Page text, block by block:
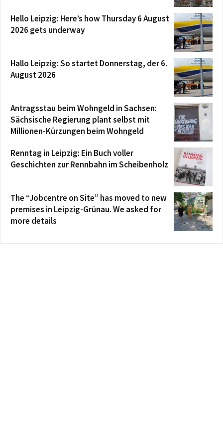
Hello Leipzig: Here’s how Thursday 6 August
2026 gets underway
Hallo Leipzig: So startet Donnerstag, der 6.
August 2026
Antragsstau beim Wohngeld in Sachsen:
Sächsische Regierung plant selbst mit
Millionen-Kürzungen beim Wohngeld
Renntag in Leipzig: Ein Buch voller
Geschichten zur Rennbahn im Scheibenholz
The “Jobcentre on Site” has moved to new
premises in Leipzig-Grünau. We asked for
more details